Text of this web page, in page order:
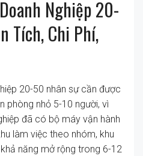
Nghiệp 20-
Tích, Chi Phí,
20-50 nhân sự cần được
phòng nhỏ 5-10 người, vì
đã có bộ máy vận hành
làm việc theo nhóm, khu
năng mở rộng trong 6-12